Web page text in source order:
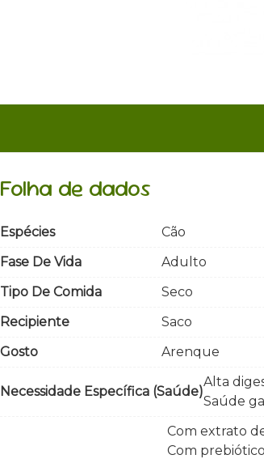
Folha de dados
Espécies
Cão
Fase De Vida
Adulto
Tipo De Comida
Seco
Recipiente
Saco
Gosto
Arenque
Necessidade Específica (saúde)
Alta
Saúde
Com extrato
Com